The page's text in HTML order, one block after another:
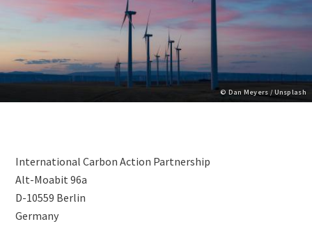
Copyright
© Dan Meyers / Unsplash
Image)
Content
International Carbon Action Partnership
Alt-Moabit 96a
D-10559 Berlin
Germany